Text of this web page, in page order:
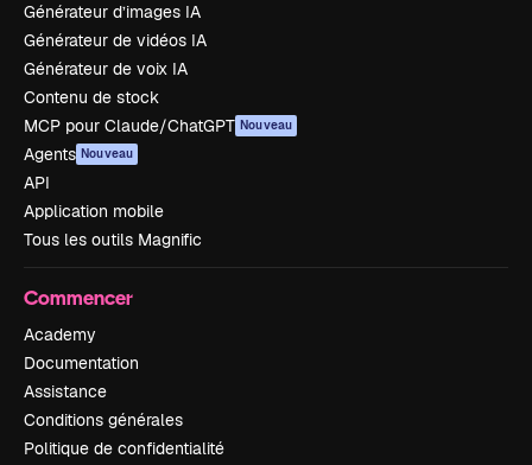
Générateur d’images IA
Générateur de vidéos IA
Générateur de voix IA
Contenu de stock
MCP pour Claude/ChatGPT Nouveau
Agents Nouveau
API
Application mobile
Tous les outils Magnific
Commencer
Academy
Documentation
Assistance
Conditions générales
Politique de confidentialité